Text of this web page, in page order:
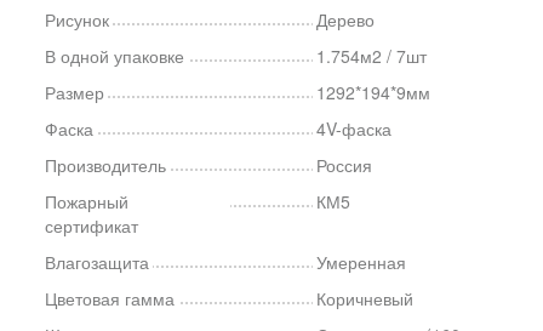
Рисунок
Дерево
В одной упаковке
1.754м2 / 7шт
Размер
1292*194*9мм
Фаска
4V-фаска
Производитель
Россия
Пожарный
сертификат
КМ5
Влагозащита
Умеренная
Цветовая гамма
Коричневый